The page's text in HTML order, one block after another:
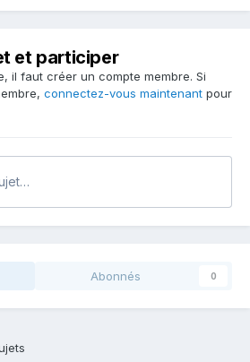
et participer
il faut créer un compte membre. Si
connectez-vous maintenant pour
Abonnés 0